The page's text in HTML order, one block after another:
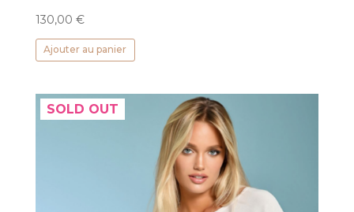
130,00 €
Ajouter au panier
SOLD OUT